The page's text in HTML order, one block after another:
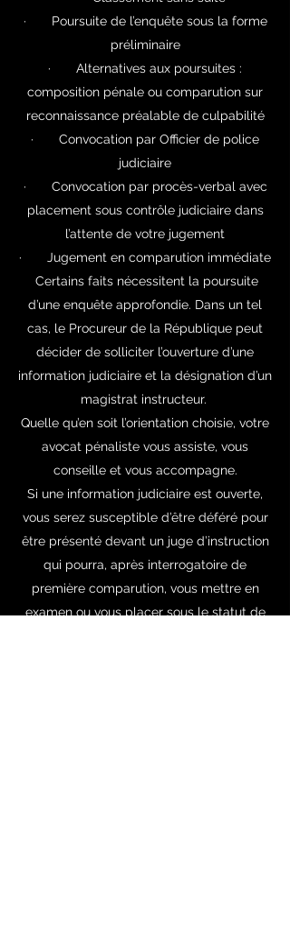
· Poursuite de l’enquête sous la forme
préliminaire
· Alternatives aux poursuites :
composition pénale ou comparution sur
reconnaissance préalable de culpabilité
· Convocation par Officier de police
judiciaire
· Convocation par procès-verbal avec
placement sous contrôle judiciaire dans
l’attente de votre jugement
· Jugement en comparution immédiate
Certains faits nécessitent la poursuite
d’une enquête approfondie. Dans un tel
cas, le Procureur de la République peut
décider de solliciter l’ouverture d’une
information judiciaire et la désignation d’un
magistrat instructeur.
Quelle qu’en soit l’orientation choisie, votre
avocat pénaliste vous assiste, vous
conseille et vous accompagne.
Si une information judiciaire est ouverte,
vous serez susceptible d’être déféré pour
être présenté devant un juge d’instruction
qui pourra, après interrogatoire de
première comparution, vous mettre en
examen ou vous placer sous le statut de